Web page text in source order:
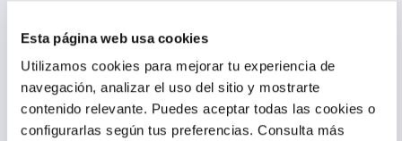
Esta página web usa cookies
Utilizamos cookies para mejorar tu experiencia de
navegación, analizar el uso del sitio y mostrarte
contenido relevante. Puedes aceptar todas las cookies o
configurarlas según tus preferencias. Consulta más